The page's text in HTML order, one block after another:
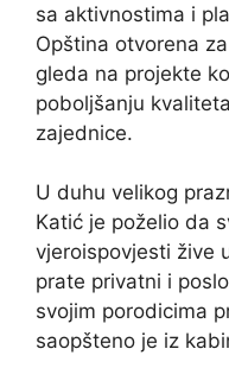
sa aktivnostima i
Opština otvorena
gleda na projekte
poboljšanju
zajednice.
U duhu velikog
Katić je poželio da
vjeroispovjesti žive
prate privatni i
svojim porodicima
saopšteno je iz